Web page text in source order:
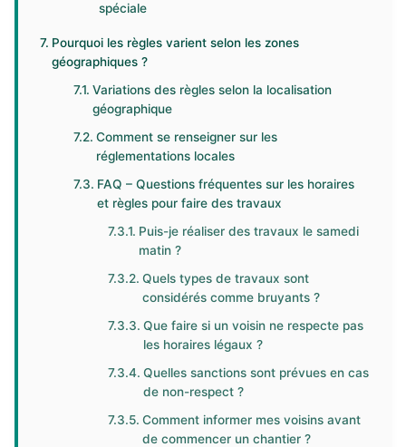
spéciale
Pourquoi les règles varient selon les zones
géographiques ?
Variations des règles selon la localisation
géographique
Comment se renseigner sur les
réglementations locales
FAQ – Questions fréquentes sur les horaires
et règles pour faire des travaux
Puis-je réaliser des travaux le samedi
matin ?
Quels types de travaux sont
considérés comme bruyants ?
Que faire si un voisin ne respecte pas
les horaires légaux ?
Quelles sanctions sont prévues en cas
de non-respect ?
Comment informer mes voisins avant
de commencer un chantier ?